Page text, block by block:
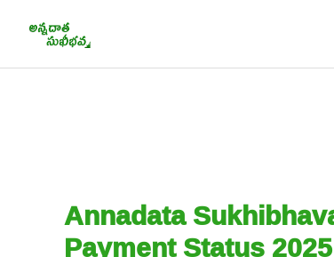
content
Annadata
Payment Status